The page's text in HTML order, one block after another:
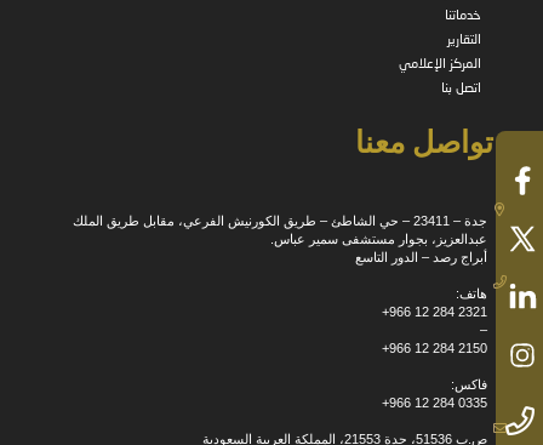
خدماتنا
التقارير
المركز الإعلامي
اتصل بنا
تواصل معنا
جدة – 23411 – حي الشاطئ – طريق الكورنيش الفرعي، مقابل طريق الملك
عبدالعزيز، بجوار مستشفى سمير عباس.
أبراج رصد – الدور التاسع
هاتف:
+966 12 284 2321
–
+966 12 284 2150
فاكس:
+966 12 284 0335
ص.ب 51536، جدة 21553، المملكة العربية السعودية